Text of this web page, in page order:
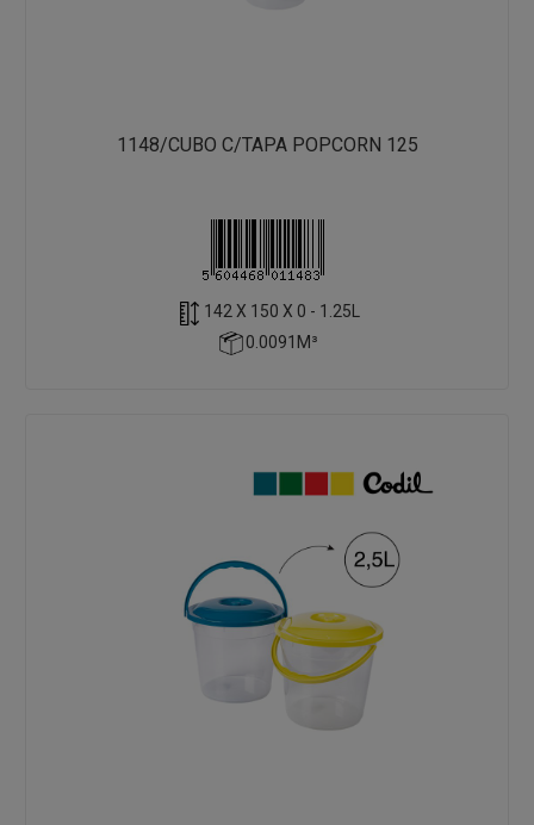
1148/CUBO C/TAPA POPCORN 125
142 X 150 X 0 - 1.25L
0.0091M³